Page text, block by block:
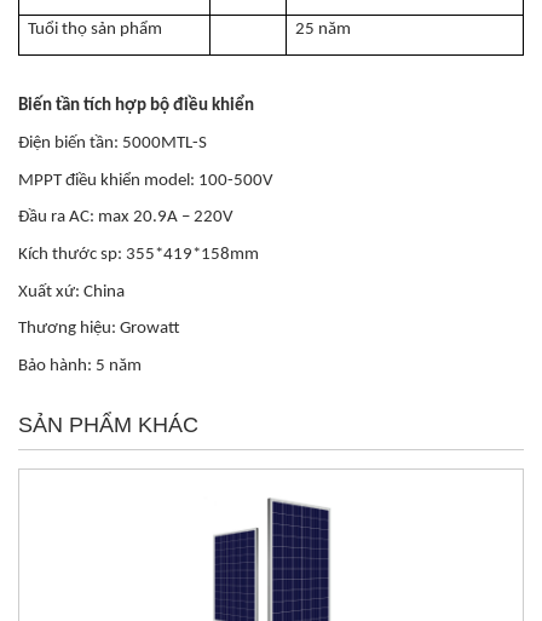
Tuổi thọ sản phẩm 25 năm
Biến tần tích hợp bộ điều khiển
Điện biến tần: 5000MTL-S
MPPT điều khiển model: 100-500V
Đầu ra AC: max 20.9A – 220V
Kích thước sp: 355*419*158mm
Xuất xứ: China
Thương hiệu: Growatt
Bảo hành: 5 năm
SẢN PHẨM KHÁC